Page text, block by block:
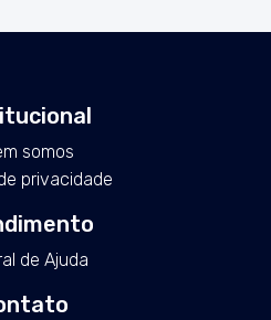
somos
privacidade
de Ajuda